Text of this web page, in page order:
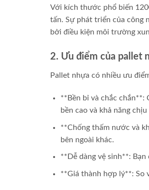
Với kích thước phổ biến
tấn. Sự phát triển của công
bởi điều kiện môi trường
2. Ưu điểm của pallet
Pallet nhựa có nhiều ưu
**Bền bỉ và chắc chắn**:
bền cao và khả năng
**Chống thấm nước và
bên ngoài khác.
**Dễ dàng vệ sinh**:
**Giá thành hợp lý**: So